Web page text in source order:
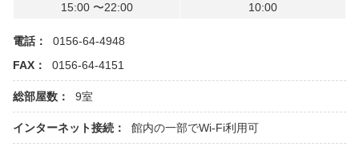
15:00 〜22:00
10:00
電話：
0156-64-4948
FAX：
0156-64-4151
総部屋数： 9室
インターネット接続： 館内の一部でWi-Fi利用可